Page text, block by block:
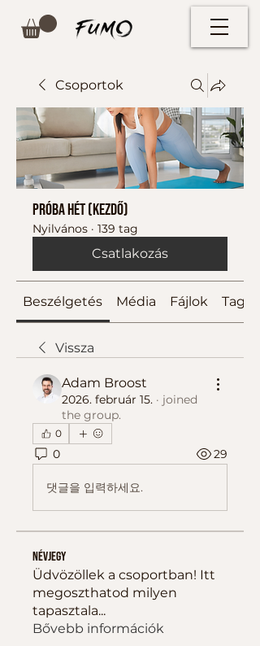
Csoportok
Próba hét (kezdő)
Nyilvános · 139 tag
Csatlakozás
Beszélgetés Média Fájlok Tagok
Vissza
Adam Broost
2026. február 15. · joined
the group.
0
0 29
댓글을 입력하세요.
Névjegy
Üdvözöllek a csoportban! Itt
megoszthatod milyen
tapasztala...
Bővebb információk